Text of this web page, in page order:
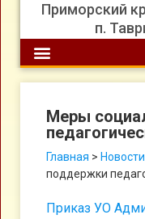
Приморский
п.
Меры
Главная > Новости
поддержки
Приказ УО